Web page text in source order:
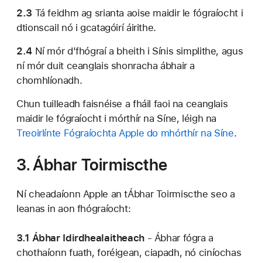
2.3 Tá feidhm ag srianta aoise maidir le fógraíocht i
dtionscail nó i gcatagóirí áirithe.
2.4Ní mór d’fhógraí a bheith i Sínis simplithe, agus
ní mór duit ceanglais shonracha ábhair a
chomhlíonadh.
Chun tuilleadh faisnéise a fháil faoi na ceanglais
maidir le fógraíocht i mórthír na Síne, léigh na
Treoirlínte Fógraíochta Apple do mhórthír na Síne.
3. Ábhar Toirmiscthe
Ní cheadaíonn Apple an tÁbhar Toirmiscthe seo a
leanas in aon fhógraíocht:
3.1 Ábhar Idirdhealaitheach- Ábhar fógra a
chothaíonn fuath, foréigean, ciapadh, nó ciníochas